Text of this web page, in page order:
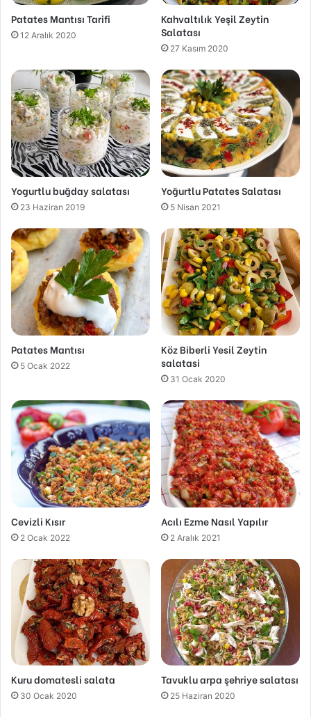
Patates Mantısı Tarifi
12 Aralık 2020
Kahvaltılık Yeşil Zeytin
Salatası
27 Kasım 2020
Yogurtlu buğday salatası
23 Haziran 2019
Yoğurtlu Patates Salatası
5 Nisan 2021
Patates Mantısı
5 Ocak 2022
Köz Biberli Yesil Zeytin
salatasi
31 Ocak 2020
Cevizli Kısır
2 Ocak 2022
Acılı Ezme Nasıl Yapılır
2 Aralık 2021
Kuru domatesli salata
30 Ocak 2020
Tavuklu arpa şehriye salatası
25 Haziran 2020